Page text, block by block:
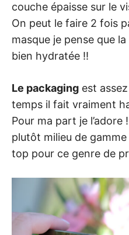
couche épaisse sur le
On peut le faire 2 fois
masque je pense que
bien hydratée !!
Le packaging est
temps il fait vraiment
Pour ma part je l’adore !
plutôt milieu de
top pour ce genre de